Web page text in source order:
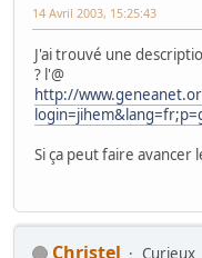
14 Avril 2003, 15:25:43
J'ai trouvé une
? l'@
http://
Si ça peut faire avancer
Christel
Curieux